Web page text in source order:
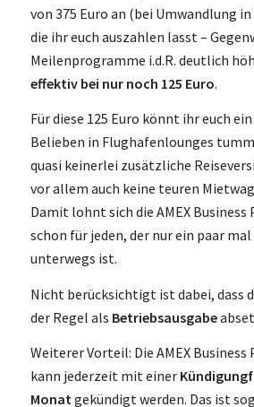
von 375 Euro an (bei Umwandlung
die ihr euch auszahlen lasst –
Meilenprogramme i.d.R. deutlich
effektiv bei nur noch 125 Euro.
Für diese 125 Euro könnt ihr euch
Belieben in Flughafenlounges
quasi keinerlei zusätzliche
vor allem auch keine teuren
Damit lohnt sich die AMEX Business
schon für jeden, der nur ein paar
unterwegs ist.
Nicht berücksichtigt ist dabei, dass
der Regel als Betriebsausgabe
Weiterer Vorteil: Die AMEX Business
kann jederzeit mit einer
Monatgekündigt werden. Das ist